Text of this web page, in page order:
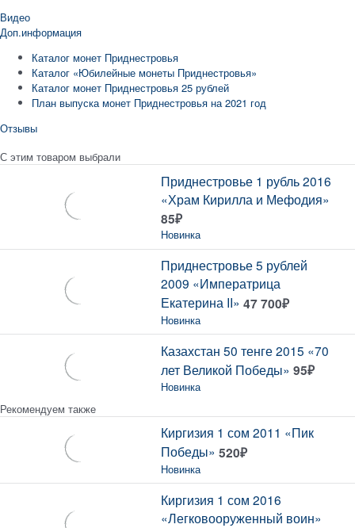
Видео
Доп.информация
Каталог монет Приднестровья
Каталог «Юбилейные монеты Приднестровья»
Каталог монет Приднестровья 25 рублей
План выпуска монет Приднестровья на 2021 год
Отзывы
С этим товаром выбрали
Приднестровье 1 рубль 2016
«Храм Кирилла и Мефодия»
85₽
Новинка
Приднестровье 5 рублей
2009 «Императрица
Екатерина II» 47 700₽
Новинка
Казахстан 50 тенге 2015 «70
лет Великой Победы» 95₽
Новинка
Рекомендуем также
Киргизия 1 сом 2011 «Пик
Победы» 520₽
Новинка
Киргизия 1 сом 2016
«Легковооруженный воин»